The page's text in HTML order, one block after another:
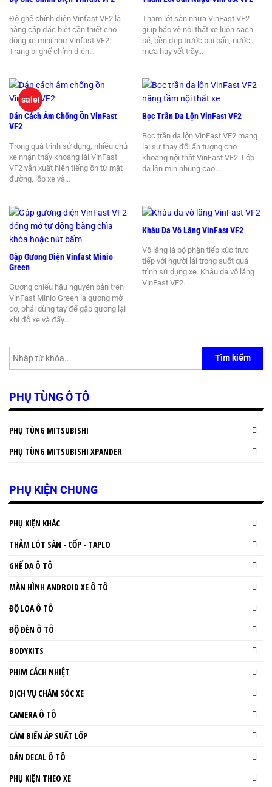
Độ ghế chỉnh điện Vinfast VF2 là
nâng cấp đặc biệt cần thiết cho
dòng xe mini như Vinfast VF2.
Trang bị ghế chỉnh điện…
Thảm lót sàn nhựa VinFast VF2
giúp bảo vệ nội thất xe luôn sạch
sẽ, bền đẹp trước bụi bẩn, nước
mưa hay vết trầy…
Dán Cách Âm Chống Ồn VinFast
VF2
Trong quá trình sử dụng, nhiều chủ
xe nhận thấy khoang lái VinFast
VF2 vẫn xuất hiện tiếng ồn từ mặt
đường, lốp xe và…
sale!
Bọc Trần Da Lộn VinFast VF2
Bọc trần da lộn VinFast VF2 mang
lại sự thay đổi ấn tượng cho
khoang nội thất VinFast VF2. Lớp
da lộn mịn nhung cao…
Gập Gương Điện Vinfast Minio
Green
Gương chiếu hậu nguyên bản trên
VinFast Minio Green là gương mở
cơ, phải dùng tay để gập gương lại
khi đỗ xe và đẩy…
Khâu Da Vô Lăng VinFast VF2
Vô lăng là bộ phận tiếp xúc trực
tiếp với người lái trong suốt quá
trình sử dụng xe. Khâu da vô lăng
VinFast VF2…
Tìm kiếm
PHỤ TÙNG Ô TÔ
PHỤ TÙNG MITSUBISHI
PHỤ TÙNG MITSUBISHI XPANDER
PHỤ KIỆN CHUNG
PHỤ KIỆN KHÁC
THẢM LÓT SÀN - CỐP - TAPLO
GHẾ DA Ô TÔ
MÀN HÌNH ANDROID XE Ô TÔ
ĐỘ LOA Ô TÔ
ĐỘ ĐÈN Ô TÔ
BODYKITS
PHIM CÁCH NHIỆT
DỊCH VỤ CHĂM SÓC XE
CAMERA Ô TÔ
CẢM BIẾN ÁP SUẤT LỐP
DÁN DECAL Ô TÔ
PHỤ KIỆN THEO XE